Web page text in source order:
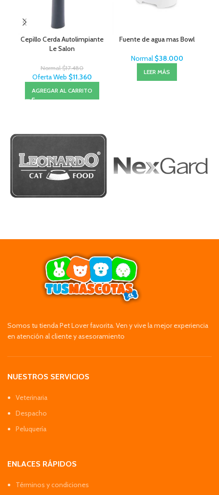
Cepillo Cerda Autolimpiante
Le Salon
Normal$17.480
Oferta Web $11.360
AGREGAR AL CARRITO
Fuente de agua mas Bowl
Normal $38.000
LEER MÁS
Somos tu tienda Pet Lover favorita. Ven y vive la mejor experiencia
en atención al cliente y asesoramiento
NUESTROS SERVICIOS
Veterinaria
Despacho
Peluquería
ENLACES RÁPIDOS
Términos y condiciones